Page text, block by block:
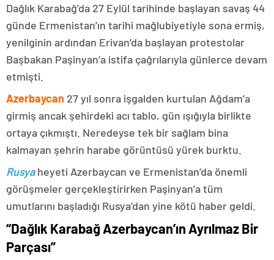
Dağlık Karabağ’da 27 Eylül tarihinde başlayan savaş 44
günde Ermenistan’ın tarihi mağlubiyetiyle sona ermiş,
yenilginin ardından Erivan’da başlayan protestolar
Başbakan Paşinyan’a istifa çağrılarıyla günlerce devam
etmişti.
Azerbaycan 27 yıl sonra işgalden kurtulan Ağdam’a
girmiş ancak şehirdeki acı tablo, gün ışığıyla birlikte
ortaya çıkmıştı. Neredeyse tek bir sağlam bina
kalmayan şehrin harabe görüntüsü yürek burktu.
Rusyaheyeti Azerbaycan ve Ermenistan’da önemli
görüşmeler gerçekleştirirken Paşinyan’a tüm
umutlarını başladığı Rusya’dan yine kötü haber geldi.
“Dağlık Karabağ Azerbaycan’ın Ayrılmaz Bir
Parçası”